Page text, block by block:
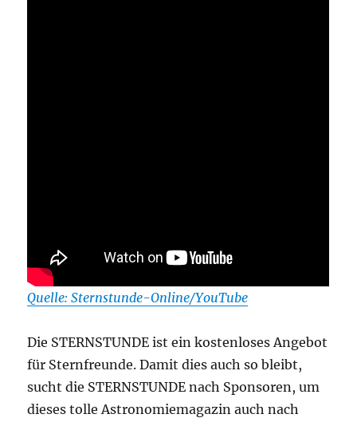
Quelle: Sternstunde-Online/YouTube
Die STERNSTUNDE ist ein kostenloses Angebot
für Sternfreunde. Damit dies auch so bleibt,
sucht die STERNSTUNDE nach Sponsoren, um
dieses tolle Astronomiemagazin auch nach